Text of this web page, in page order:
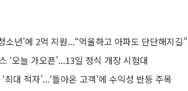
소년’에 2억 지원...“억울하고 아파도 단단해지길”
‘오늘 가오픈’...13일 정식 개장 시험대
대 적자’...‘돌아온 고객’에 수익성 반등 주목